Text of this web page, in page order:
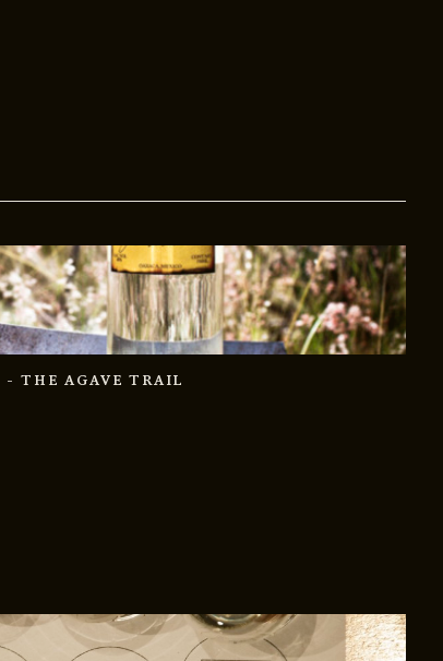
- THE AGAVE TRAIL